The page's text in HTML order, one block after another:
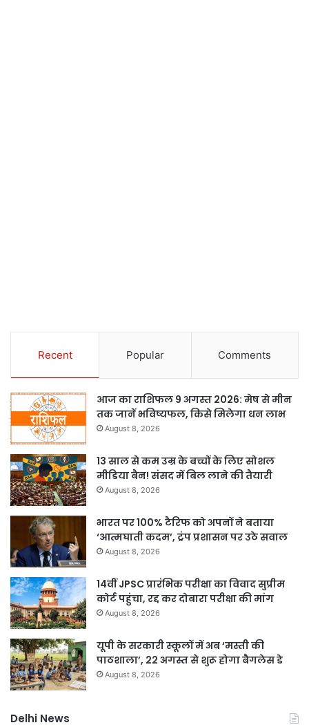
Recent Popular Comments
आज का राशिफल 9 अगस्त 2026: मेष से मीन
तक जानें भविष्यफल, किसे मिलेगा धन लाभ
August 8, 2026
13 साल से कम उम्र के बच्चों के लिए सोशल
मीडिया बैन! संसद में बिल लाने की तैयारी
August 8, 2026
भारत पर 100% टैरिफ को अपनों ने बताया
‘आत्मघाती कदम’, ट्रंप प्रशासन पर उठे सवाल
August 8, 2026
14वीं JPSC प्रारंभिक परीक्षा का विवाद सुप्रीम
कोर्ट पहुंचा, रद्द कर दोबारा परीक्षा की मांग
August 8, 2026
यूपी के सरकारी स्कूलों में अब ‘मस्ती की
पाठशाला’, 22 अगस्त से शुरू होगा बैगलेस डे
August 8, 2026
Delhi News